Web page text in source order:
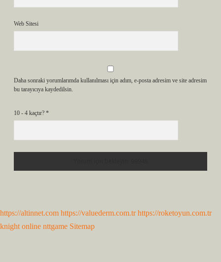
Web Sitesi
Daha sonraki yorumlarımda kullanılması için adım, e-posta adresim ve site adresim
bu tarayıcıya kaydedilsin.
10 - 4 kaçtır? *
https://altinnet.com https://valuederm.com.tr https://roketoyun.com.tr
knight online nttgame Sitemap